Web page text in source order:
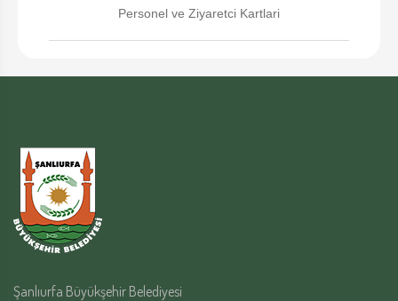
Personel ve Ziyaretci Kartlari
Şanlıurfa Büyükşehir Belediyesi